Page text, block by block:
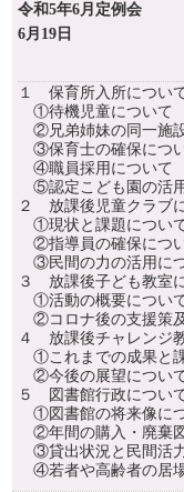
令和5年6月定例会
6月19日
１ 保育所入所につい
①待機児童について
②兄弟姉妹の同一施
③保育士の確保につ
④職員採用について
⑤認定こども園の活
２ 放課後児童クラブ
①現状と課題につい
②指導員の確保につ
③民間の力の活用に
３ 放課後子ども教室
①活動の概要につい
②コロナ後の支援策
４ 放課後チャレンジ
①これまでの成果と
②今後の展望につい
５ 図書館行政につい
①図書館の将来像に
②年間の購入・廃棄
③貸出状況と民間活
④若者や高齢者の居